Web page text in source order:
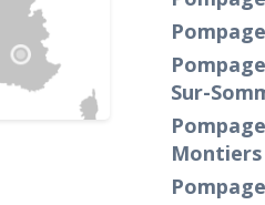
Sur-
Montiers